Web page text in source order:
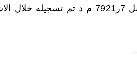
م د (8ر53 بالمائة من العجز الجملي) مقابل